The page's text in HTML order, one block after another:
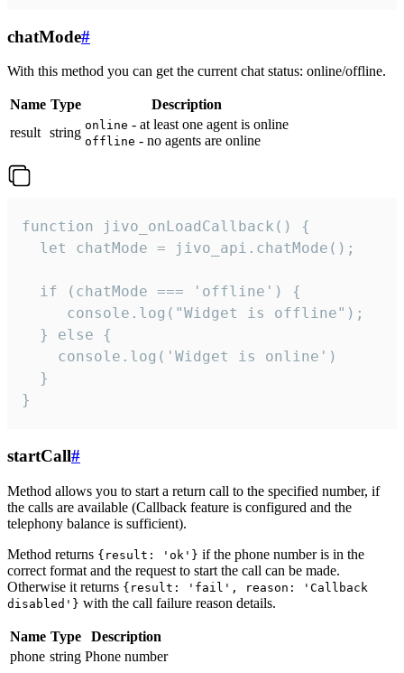
chatMode#
With this method you can get the current chat status: online/offline.
Name Type
Description
result string online - at least one agent is online
offline - no agents are online
function jivo_onLoadCallback() {
  let chatMode = jivo_api.chatMode();
  if (chatMode === 'offline') {
     console.log("Widget is offline");
  } else {
    console.log('Widget is online')
  }
}
startCall#
Method allows you to start a return call to the specified number, if
the calls are available (Callback feature is configured and the
telephony balance is sufficient).
Method returns {result: 'ok'} if the phone number is in the
correct format and the request to start the call can be made.
Otherwise it returns {result: 'fail', reason: 'Callback
disabled'} with the call failure reason details.
Name Type
Description
phone string Phone number